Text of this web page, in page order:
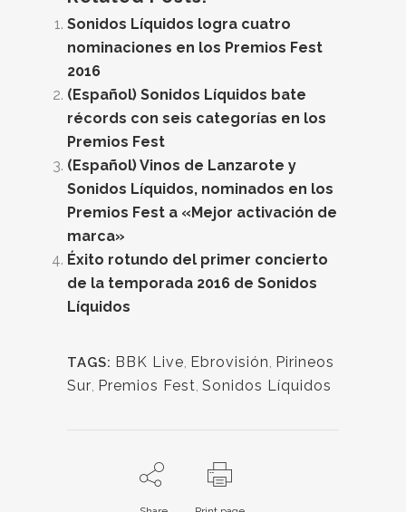
Sonidos Líquidos logra cuatro
nominaciones en los Premios Fest
2016
(Español) Sonidos Líquidos bate
récords con seis categorías en los
Premios Fest
(Español) Vinos de Lanzarote y
Sonidos Líquidos, nominados en los
Premios Fest a «Mejor activación de
marca»
Éxito rotundo del primer concierto
de la temporada 2016 de Sonidos
Líquidos
TAGS: BBK Live, Ebrovisión, Pirineos
Sur, Premios Fest, Sonidos Líquidos